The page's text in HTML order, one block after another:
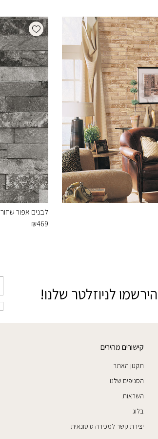
Add wishlist
לבנים אפור שחור
₪469
הירשמו לניוזלטר שלנו!
קישורים מהירים
תקנון האתר
הסניפים שלנו
השראות
בלוג
יצירת קשר למכירה סיטונאית